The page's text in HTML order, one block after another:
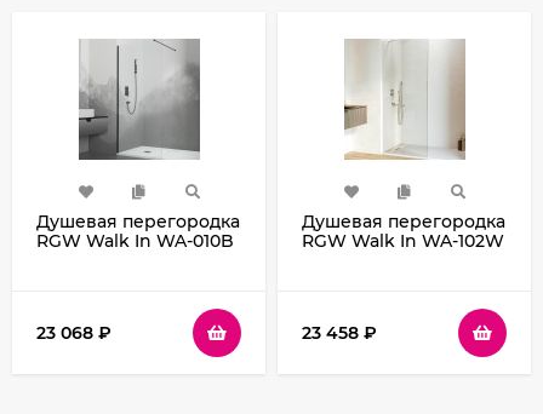
Душевая перегородка
RGW Walk In WA-010B
23 068 ₽
Душевая перегородка
RGW Walk In WA-102W
23 458 ₽